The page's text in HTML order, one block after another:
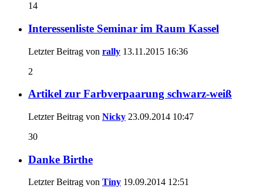
14
Interessenliste Seminar im Raum Kassel
Letzter Beitrag von rally 13.11.2015 16:36
2
Artikel zur Farbverpaarung schwarz-weiß
Letzter Beitrag von Nicky 23.09.2014 10:47
30
Danke Birthe
Letzter Beitrag von Tiny 19.09.2014 12:51